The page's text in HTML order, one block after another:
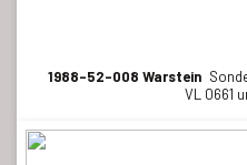
1988-52-008 Warstein
VL 0661